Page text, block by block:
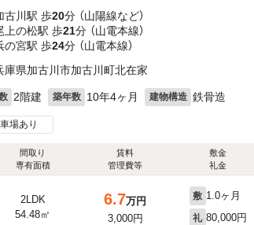
古川駅 歩20分 （山陽線など）
上の松駅 歩21分 （山電本線）
の宮駅 歩24分 （山電本線）
庫県加古川市加古川町北在家
2階建 築年数 10年4ヶ月 建物構造 鉄骨造
場あり
間取り
専有面積
賃料
管理費等
敷金
礼金
2LDK
54.48㎡
6.7万円
3,000円
敷 1.0ヶ月
礼 80,000円